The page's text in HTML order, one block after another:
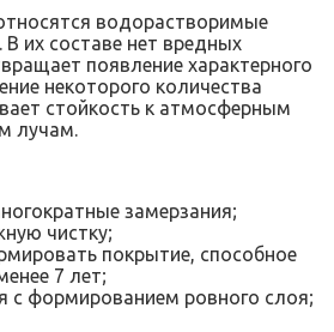
водорастворимые
их составе нет вредных
появление характерного
некоторого количества
стойкость к атмосферным
лучам.
замерзания;
чистку;
покрытие, способное
7 лет;
с формированием ровного слоя;